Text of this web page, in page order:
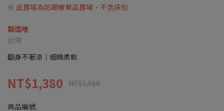
※ 此賣場為防踢被單品賣場，不含床包
製造地
台灣
翻身不著涼｜細緻柔軟
NT$1,380 NT$1,560
商品編號: